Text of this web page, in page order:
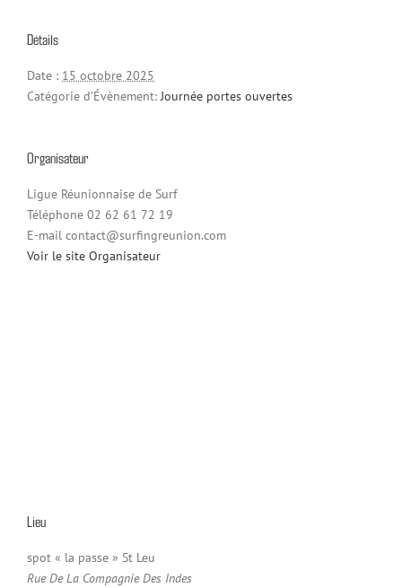
Détails
Date : 15 octobre 2025
Catégorie d’Évènement: Journée portes ouvertes
Organisateur
Ligue Réunionnaise de Surf
Téléphone 02 62 61 72 19
E-mail contact@surfingreunion.com
Voir le site Organisateur
Lieu
spot « la passe » St Leu
Rue De La Compagnie Des Indes